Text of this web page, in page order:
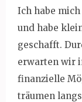
Ich habe
und habe
geschafft.
erwarten wir
finanzielle
träumen